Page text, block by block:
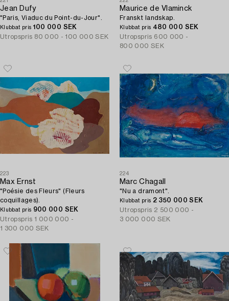
Jean Dufy
"Paris, Viaduc du Point-du-Jour".
Klubbat pris 100 000 SEK
Utropspris 80 000 - 100 000 SEK
Maurice de Vlaminck
Franskt landskap.
Klubbat pris 480 000 SEK
Utropspris 600 000 -
800 000 SEK
223
Max Ernst
"Poésie des Fleurs" (Fleurs
coquillages).
Klubbat pris 900 000 SEK
Utropspris 1 000 000 -
1 300 000 SEK
224
Marc Chagall
"Nu a dramont".
Klubbat pris 2 350 000 SEK
Utropspris 2 500 000 -
3 000 000 SEK